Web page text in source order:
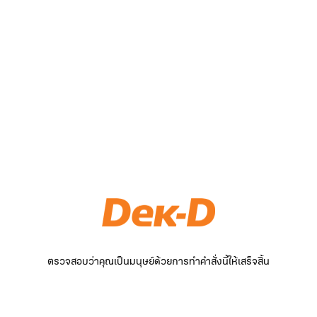
ตรวจสอบว่าคุณเป็นมนุษย์ด้วยการทำคำสั่งนี้ให้เสร็จสิ้น